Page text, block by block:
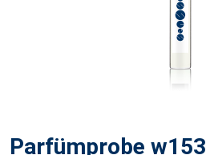
Parfümprobe w153